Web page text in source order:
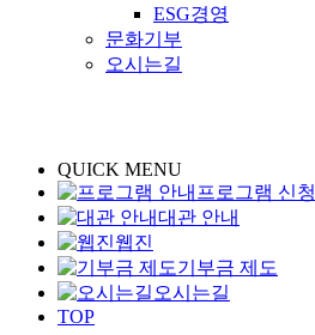
ESG경영
문화기부
오시는길
QUICK MENU
프로그램 신청
대관 안내
웹진
기부금 제도
오시는길
TOP